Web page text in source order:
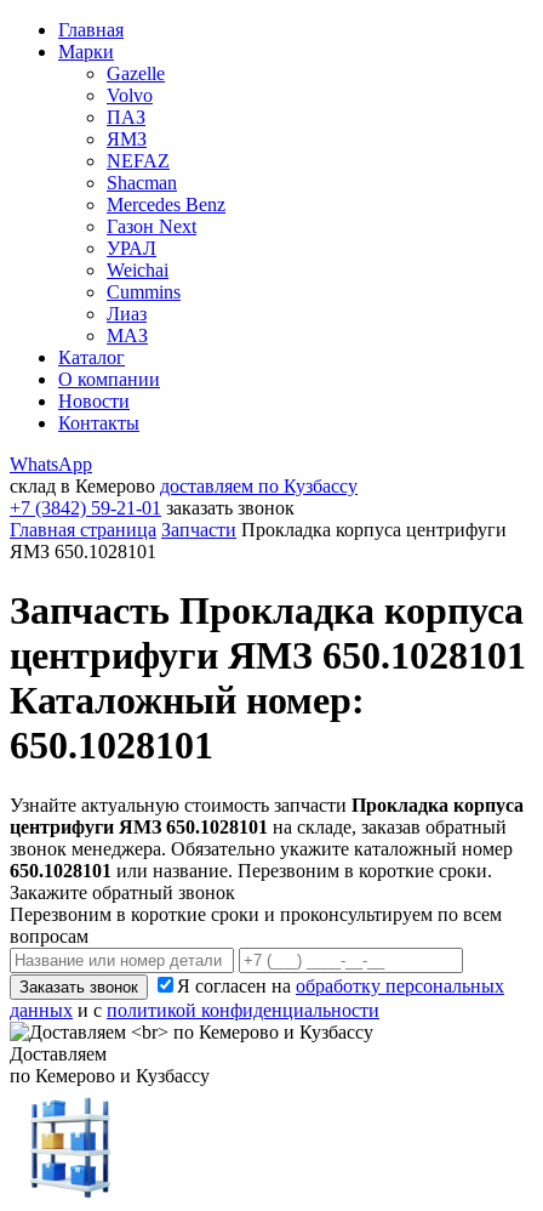
Главная
Марки
Gazelle
Volvo
ПАЗ
ЯМЗ
NEFAZ
Shacman
Mercedes Benz
Газон Next
УРАЛ
Weichai
Cummins
Лиаз
МАЗ
Каталог
О компании
Новости
Контакты
WhatsApp
склад в Кемерово доставляем по Кузбассу
+7 (3842) 59-21-01 заказать звонок
Главная страница Запчасти Прокладка корпуса центрифуги
ЯМЗ 650.1028101
Запчасть Прокладка корпуса
центрифуги ЯМЗ 650.1028101
Каталожный номер:
650.1028101
Узнайте актуальную стоимость запчасти Прокладка корпуса
центрифуги ЯМЗ 650.1028101 на складе, заказав обратный
звонок менеджера. Обязательно укажите каталожный номер
650.1028101 или название. Перезвоним в короткие сроки.
Закажите обратный звонок
Перезвоним в короткие сроки и проконсультируем по всем
вопросам
Заказать звонок Я согласен на обработку персональных
данных и с политикой конфиденциальности
Доставляем
по Кемерово и Кузбассу